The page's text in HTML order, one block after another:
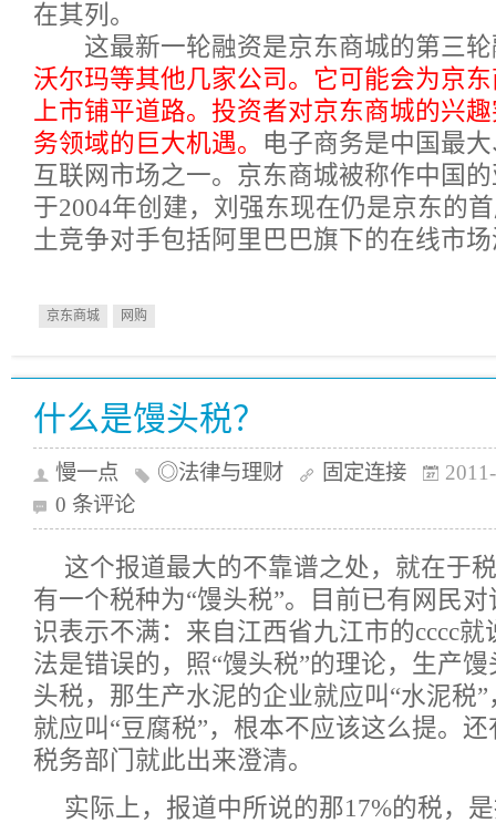
在其列。
这最新一轮融资是京东商城的第三轮
沃尔玛等其他几家公司。它可能会为京
上市铺平道路。 投资者对京东商城的兴
务领域的巨大机遇。 电子商务是中国最
互联网市场之一。京东商城被称作中国
于2004年创建，刘强东现在仍是京东的
土竞争对手包括阿里巴巴旗下的在线市
京东商城 网购
什么是馒头税？
慢一点 ◎法律与理财 固定连接
0 条评论
这个报道最大的不靠谱之处，就在于
有一个税种为“馒头税”。目前已有网民
识表示不满：来自江西省九江市的cccc就
法是错误的，照“馒头税”的理论，生产
头税，那生产水泥的企业就应叫“水泥税
就应叫“豆腐税”，根本不应该这么提。
税务部门就此出来澄清。
实际上，报道中所说的那17%的税，